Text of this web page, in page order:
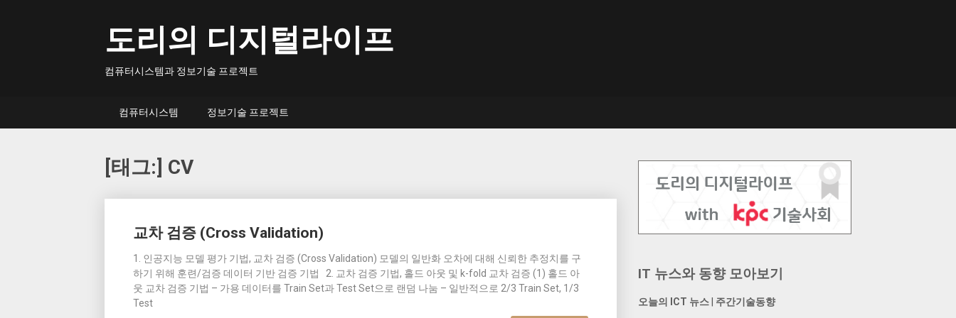
도리의 디지털라이프
컴퓨터시스템과 정보기술 프로젝트
컴퓨터시스템 정보기술 프로젝트
[태그:] CV
교차 검증 (Cross Validation)
1. 인공지능 모델 평가 기법, 교차 검증 (Cross Validation) 모델의 일반화 오차에 대해 신뢰한 추정치를 구
하기 위해 훈련/검증 데이터 기반 검증 기법 2. 교차 검증 기법, 홀드 아웃 및 k-fold 교차 검증 (1) 홀드 아
웃 교차 검증 기법 – 가용 데이터를 Train Set과 Test Set으로 랜덤 나눔 – 일반적으로 2/3 Train Set, 1/3
Test
navigation
IT 뉴스와 동향 모아보기
오늘의 ICT 뉴스 주간기술동향